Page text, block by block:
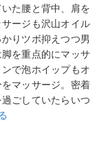
た腰と背中、肩を
ージも沢山オイル
りツボ抑えつつ男
を重点的にマッサ
で泡ホイップもオ
マッサージ。密着
ごしていたらいつ